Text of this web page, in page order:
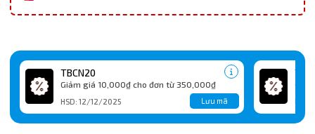
TBCN20
Giảm giá 10,000₫ cho đơn từ 350,000₫
HSD: 12/12/2025 Lưu mã